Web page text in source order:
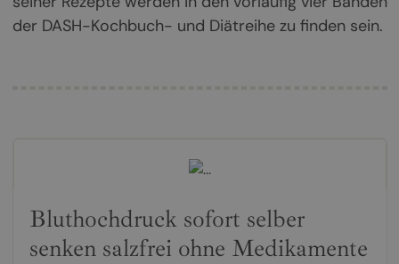
der DASH-Kochbuch- und Diätreihe zu finden sein.
Bluthochdruck sofort selber
senken salzfrei ohne Medikamente